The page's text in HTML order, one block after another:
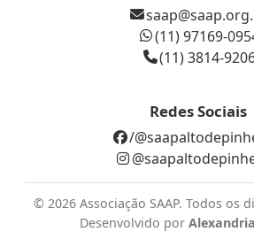
(11) 97169-
(11) 3814-
Redes Sociais
/
© 2026 Associação SAAP. Todos os
Desenvolvido por